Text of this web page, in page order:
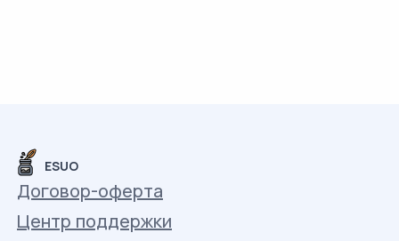
ESUO
Договор-оферта
Центр поддержки